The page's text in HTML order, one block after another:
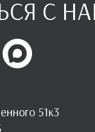
51к3
С